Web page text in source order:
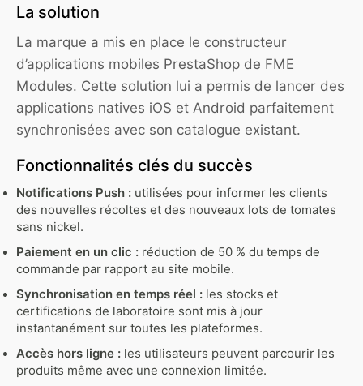
La solution
La marque a mis en place le constructeur
d’applications mobiles PrestaShop de FME
Modules. Cette solution lui a permis de lancer des
applications natives iOS et Android parfaitement
synchronisées avec son catalogue existant.
Fonctionnalités clés du succès
Notifications Push : utilisées pour informer les clients
des nouvelles récoltes et des nouveaux lots de tomates
sans nickel.
Paiement en un clic : réduction de 50 % du temps de
commande par rapport au site mobile.
Synchronisation en temps réel : les stocks et
certifications de laboratoire sont mis à jour
instantanément sur toutes les plateformes.
Accès hors ligne : les utilisateurs peuvent parcourir les
produits même avec une connexion limitée.